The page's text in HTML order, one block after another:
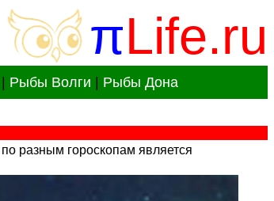
πLife.ru
Рыбы Волги Рыбы Дона
разным гороскопам является